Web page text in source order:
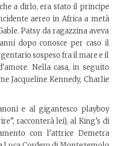
a dirlo, era stato il principe
aereo in Africa a metà
Patsy da ragazzina aveva
dopo conosce per caso il
sospeso fra il mare e il
Nella casa, in seguito
Jacqueline Kennedy, Charlie
e al gigantesco playboy
racconterà lei), al King’s di
con l’attrice Demetra